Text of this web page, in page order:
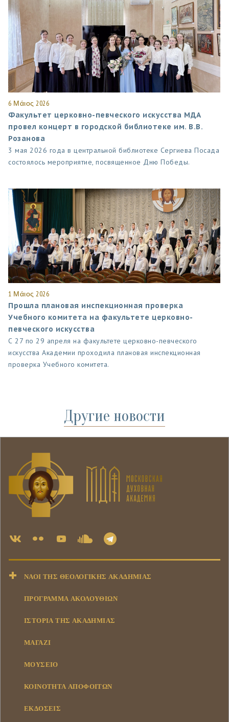
6 Μάιος 2026
Факультет церковно-певческого искусства МДА
провел концерт в городской библиотеке им. В.В.
Розанова
3 мая 2026 года в центральной библиотеке Сергиева Посада
состоялось мероприятие, посвященное Дню Победы.
1 Μάιος 2026
Прошла плановая инспекционная проверка
Учебного комитета на факультете церковно-
певческого искусства
С 27 по 29 апреля на факультете церковно-певческого
искусства Академии проходила плановая инспекционная
проверка Учебного комитета.
Другие новости
ΝΑΟΊ ΤΗΣ ΘΕΟΛΟΓΙΚΉΣ ΑΚΑΔΗΜΊΑΣ
ΠΡΟΓΡΑΜΜΑ ΑΚΟΛΟΥΘΙΩΝ
ΙΣΤΟΡΊΑ ΤΗΣ ΑΚΑΔΗΜΊΑΣ
ΜΑΓΑΖΊ
ΜΟΥΣΕΊΟ
ΚΟΙΝΌΤΗΤΑ ΑΠΟΦΟΊΤΩΝ
ΕΚΔΌΣΕΙΣ